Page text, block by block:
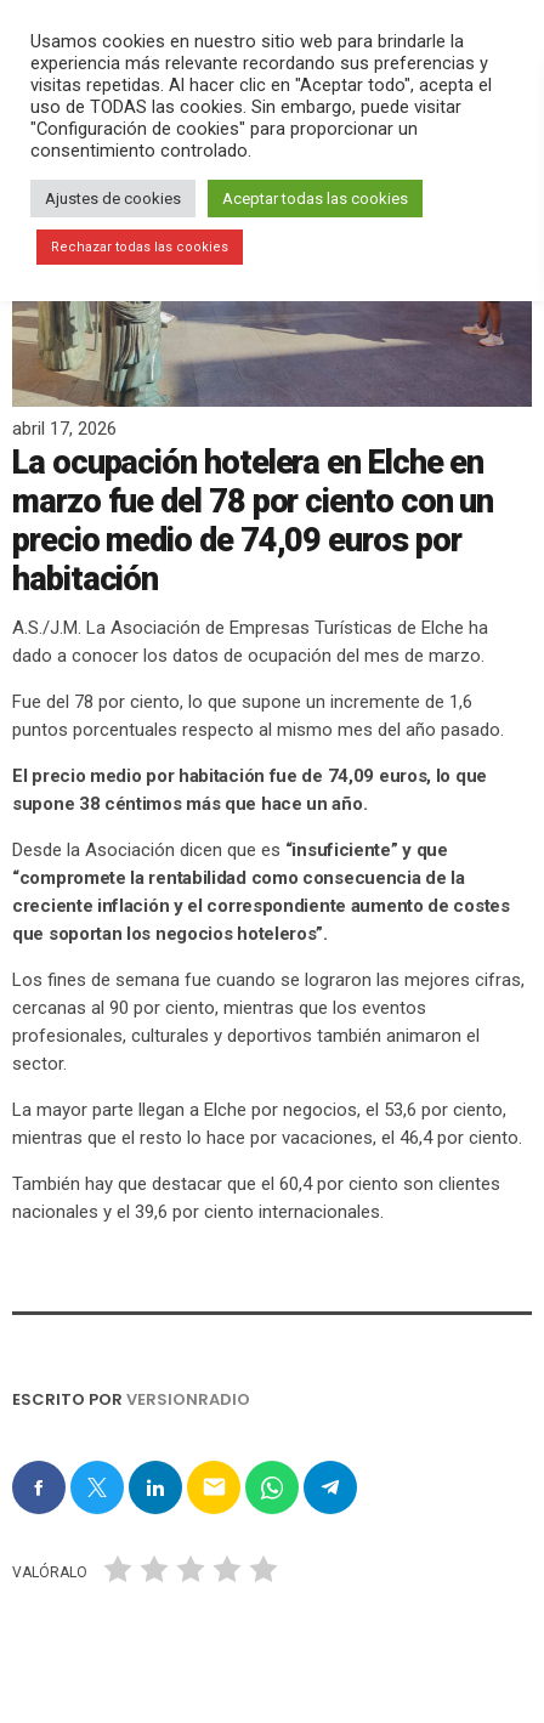
search menu pause PLAY
abril 17, 2026
La ocupación hotelera en Elche en
marzo fue del 78 por ciento con un
precio medio de 74,09 euros por
habitación
A.S./J.M. La Asociación de Empresas Turísticas de Elche ha
dado a conocer los datos de ocupación del mes de marzo.
Fue del 78 por ciento, lo que supone un incremente de 1,6
puntos porcentuales respecto al mismo mes del año pasado.
El precio medio por habitación fue de 74,09 euros, lo que
supone 38 céntimos más que hace un año.
Desde la Asociación dicen que es “insuficiente” y que
“compromete la rentabilidad como consecuencia de la
creciente inflación y el correspondiente aumento de costes
que soportan los negocios hoteleros”.
Los fines de semana fue cuando se lograron las mejores cifras,
cercanas al 90 por ciento, mientras que los eventos
profesionales, culturales y deportivos también animaron el
sector.
La mayor parte llegan a Elche por negocios, el 53,6 por ciento,
mientras que el resto lo hace por vacaciones, el 46,4 por ciento.
También hay que destacar que el 60,4 por ciento son clientes
nacionales y el 39,6 por ciento internacionales.
ESCRITO POR VERSIONRADIO
email
VALÓRALO
Usamos cookies en nuestro sitio web para brindarle la
experiencia más relevante recordando sus preferencias y
visitas repetidas. Al hacer clic en "Aceptar todo", acepta el
uso de TODAS las cookies. Sin embargo, puede visitar
"Configuración de cookies" para proporcionar un
consentimiento controlado.
Ajustes de cookies Aceptar todas las cookies
Rechazar todas las cookies